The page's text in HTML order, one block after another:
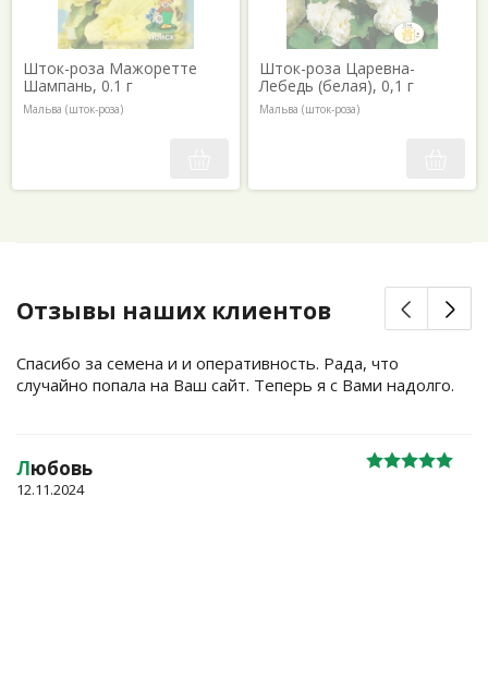
Шток-роза Мажоретте
Шампань, 0.1 г
Мальва (шток-роза)
Шток-роза Царевна-
Лебедь (белая), 0,1 г
Мальва (шток-роза)
Отзывы наших клиентов
Спасибо за семена и и оперативность. Рада, что
случайно попала на Ваш сайт. Теперь я с Вами надолго.
Любовь
12.11.2024